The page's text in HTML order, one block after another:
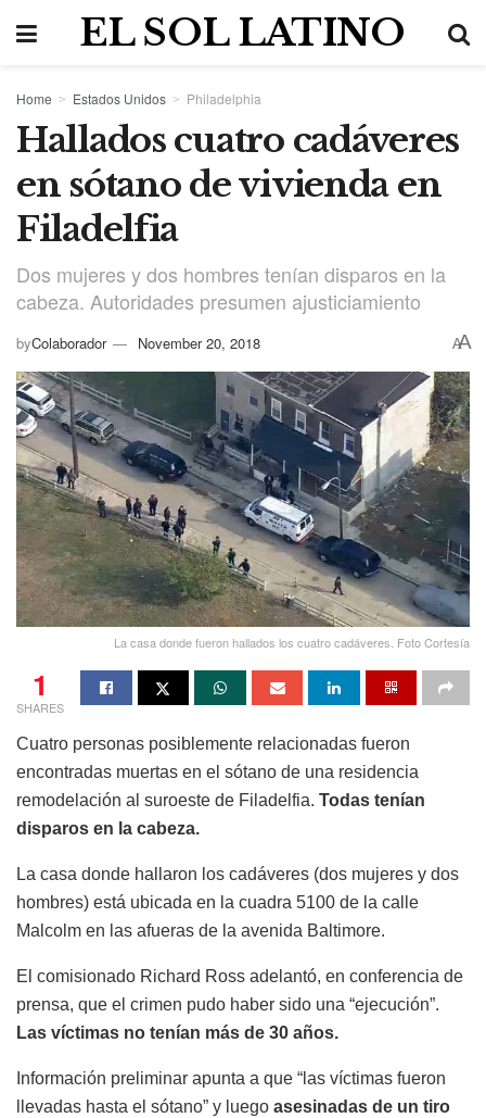
EL SOL LATINO
Home Estados Unidos Philadelphia
Hallados cuatro cadáveres
en sótano de vivienda en
Filadelfia
Dos mujeres y dos hombres tenían disparos en la
cabeza. Autoridades presumen ajusticiamiento
byColaborador November 20, 2018 AA
La casa donde fueron hallados los cuatro cadáveres. Foto Cortesía
1
SHARES
Cuatro personas posiblemente relacionadas fueron
encontradas muertas en el sótano de una residencia
remodelación al suroeste de Filadelfia. Todas tenían
disparos en la cabeza.
La casa donde hallaron los cadáveres (dos mujeres y dos
hombres) está ubicada en la cuadra 5100 de la calle
Malcolm en las afueras de la avenida Baltimore.
El comisionado Richard Ross adelantó, en conferencia de
prensa, que el crimen pudo haber sido una “ejecución”.
Las víctimas no tenían más de 30 años.
Información preliminar apunta a que “las víctimas fueron
llevadas hasta el sótano” y luego asesinadas de un tiro